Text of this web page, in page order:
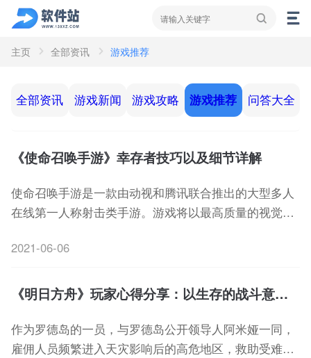
资讯
主页 全部资讯 游戏推荐
全部资讯 游戏新闻 游戏攻略 游戏推荐 问答大全
《使命召唤手游》幸存者技巧以及细节详解
使命召唤手游是一款由动视和腾讯联合推出的大型多人
在线第一人称射击类手游。游戏将以最高质量的视觉效
图角色，并针对手机端的操作特点进行了适配与优化，
2021-06-06
《明日方舟》玩家心得分享：以生存的战斗意志为主导
作为罗德岛的一员，与罗德岛公开领导人阿米娅一同，
雇佣人员频繁进入天灾影响后的高危地区，救助受难人